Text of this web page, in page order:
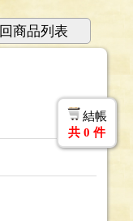
回商品列表
結帳
共 0 件